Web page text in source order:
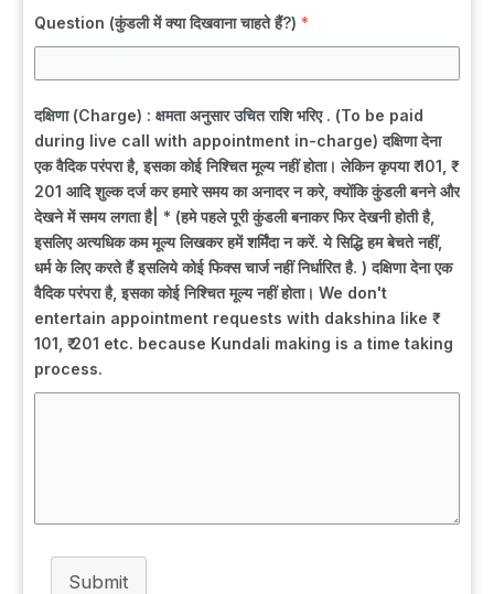
Question (कुंडली में क्या दिखवाना चाहते हैं?) *
दक्षिणा (Charge) : क्षमता अनुसार उचित राशि भरिए . (To be paid
during live call with appointment in-charge) दक्षिणा देना
एक वैदिक परंपरा है, इसका कोई निश्चित मूल्य नहीं होता। लेकिन कृपया ₹ 101, ₹
201 आदि शुल्क दर्ज कर हमारे समय का अनादर न करे, क्योंकि कुंडली बनने और
देखने में समय लगता है| * (हमे पहले पूरी कुंडली बनाकर फिर देखनी होती है,
इसलिए अत्यधिक कम मूल्य लिखकर हमें शर्मिंदा न करें. ये सिद्धि हम बेचते नहीं,
धर्म के लिए करते हैं इसलिये कोई फिक्स चार्ज नहीं निर्धारित है. ) दक्षिणा देना एक
वैदिक परंपरा है, इसका कोई निश्चित मूल्य नहीं होता। We don't
entertain appointment requests with dakshina like ₹
101, ₹ 201 etc. because Kundali making is a time taking
process.
Submit